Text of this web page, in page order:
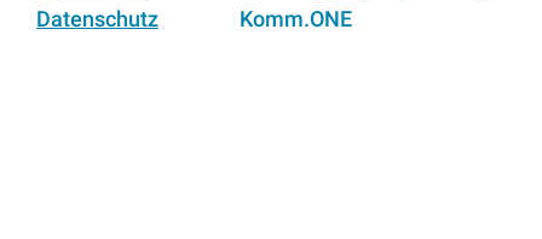
Datenschutz
Komm.ONE